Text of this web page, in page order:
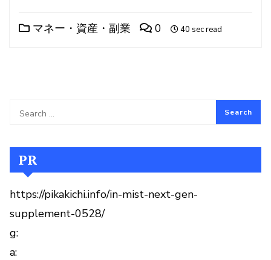
マネー・資産・副業 0 40 sec read
PR
https://pikakichi.info/in-mist-next-gen-
supplement-0528/
g:
a: